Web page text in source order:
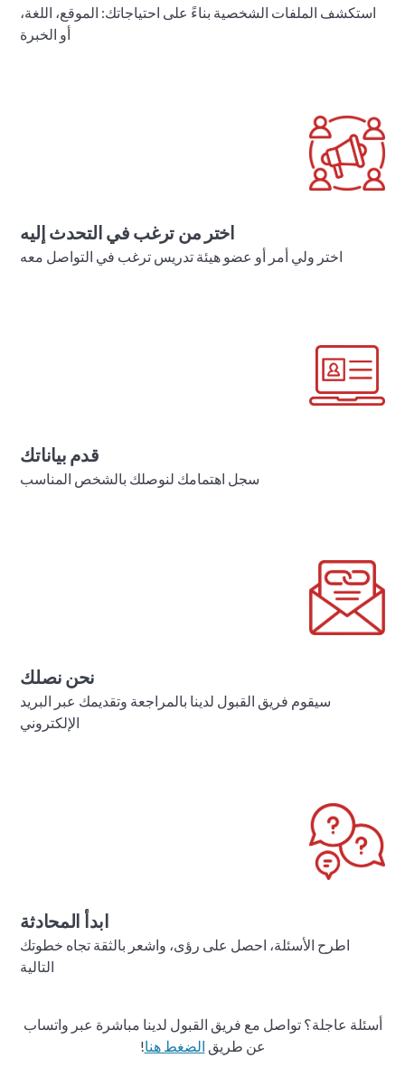
استكشف الملفات الشخصية بناءً على احتياجاتك: الموقع، اللغة،
أو الخبرة
اختر من ترغب في التحدث إليه
اختر ولي أمر أو عضو هيئة تدريس ترغب في التواصل معه
قدم بياناتك
سجل اهتمامك لنوصلك بالشخص المناسب
نحن نصلك
سيقوم فريق القبول لدينا بالمراجعة وتقديمك عبر البريد
الإلكتروني
ابدأ المحادثة
اطرح الأسئلة، احصل على رؤى، واشعر بالثقة تجاه خطوتك
التالية
أسئلة عاجلة؟ تواصل مع فريق القبول لدينا مباشرة عبر واتساب
عن طريق الضغط هنا!